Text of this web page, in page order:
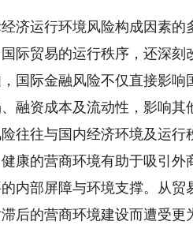
运行环境风险构成因素的
际贸易的运行秩序，还深刻
国际金融风险不仅直接影响
融资成本及流动性，影响其
往往与国内经济环境及运行
康的营商环境有助于吸引外
内部屏障与环境支撑。从贸
后的营商环境建设而遭受更